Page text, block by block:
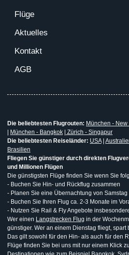
Flüge
Aktuelles
Kontakt
AGB
Die beliebtesten Flugrouten: München - New
München - Bangkok
Zürich - Singapur
Die beliebtesten Reiseländer: USA|
Brasilien
Fliegen Sie günstiger durch direkten
und Millionen Flügen
Die günstigsten Flüge finden Sie wenn Sie
- Buchen Sie Hin- und Rückflug zusammen
- Planen Sie eine Übernachtung von
- Buchen Sie Ihren Flug ca. 2-3 Monate im
- Nutzen Sie Rail & Fly Angebote
Wer einen Langstrecken Flug in der
günstiger. Wer an einem Dienstag fliegt,
Das gilt sowohl für den Hin- als auch für den
Flüge finden Sie bei uns mit nur einem Klick